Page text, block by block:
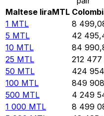
Maltese liraMTL
1 MTL 8
5 MTL 42
10 MTL 84
25 MTL 212 477
50 MTL 424 954
100 MTL 849 908
500 MTL 4 249
1 000 MTL 8 499